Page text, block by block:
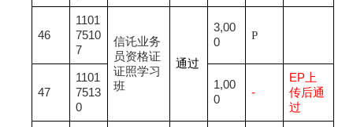
46
1101
7510
7
信讬业务
员资格证
证照学习
班
通过
3,00
0
P
47
1101
7513
0
1,00
0
-
EP 上
传后通
过